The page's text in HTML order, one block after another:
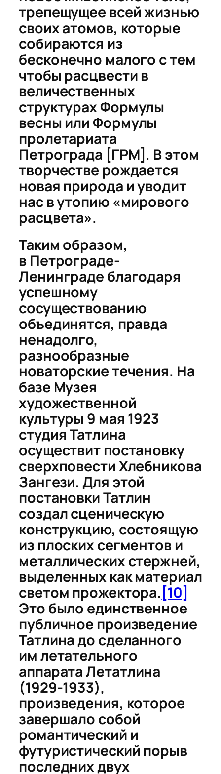
трепещущее всей жизнью
своих атомов, которые
собираются из
бесконечно малого с тем
чтобы расцвести в
величественных
структурахФормулы
весны илиФормулы
пролетариата
Петрограда [ГРМ] . В этом
творчестве рождается
новая природа и уводит
нас в утопию «мирового
расцвета».
Таким образом,
в Петрограде-
Ленинграде благодаря
успешному
сосуществованию
объединятся, правда
ненадолго,
разнообразные
новаторские течения. На
базе Музея
художественной
культуры 9 мая 1923
студия Татлина
осуществит постановку
сверхповести Хлебникова
Зангези. Для этой
постановки Татлин
создал сценическую
конструкцию, состоящую
из плоских сегментов и
металлических стержней,
выделенных как материал
светом прожектора. [10]
Это было единственное
публичное произведение
Татлина до сделанного
им летательного
аппаратаЛетатлина
(1929-1933),
произведения, которое
завершало собой
романтический и
футуристический порыв
последних двух